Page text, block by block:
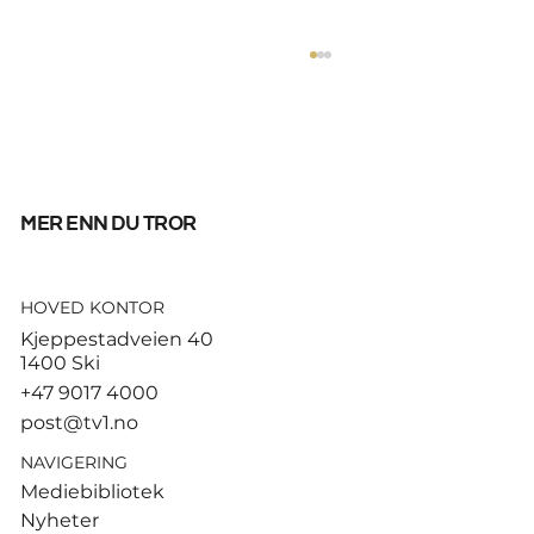
Tusenvis har dødd av varme i
dødsstatistikk
mer enn du tror
HOVED KONTOR
Kjeppestadveien 40
1400 Ski
+47 9017 4000
post@tv1.no
NAVIGERING
Mediebibliotek
Nyheter